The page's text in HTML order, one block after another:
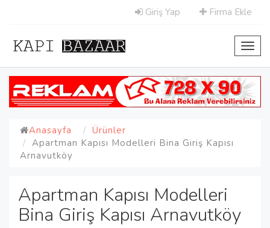
Giriş Yap Firma Ekle
Anasayfa
Ürünler
Apartman Kapısı Modelleri Bina Giriş Kapısı
Arnavutköy
Apartman Kapısı Modelleri
Bina Giriş Kapısı Arnavutköy